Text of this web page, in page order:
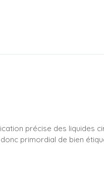
précise des liquides
primordial de bien